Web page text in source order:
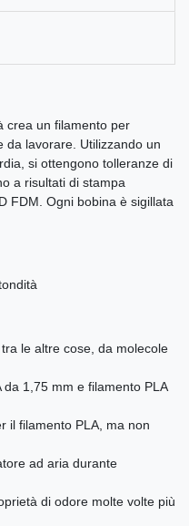
crea un filamento per
da lavorare. Utilizzando un
si ottengono tolleranze di
a risultati di stampa
FDM. Ogni bobina è sigillata
le altre cose, da molecole
1,75 mm e filamento PLA
il filamento PLA, ma non
ad aria durante
di odore molte volte più